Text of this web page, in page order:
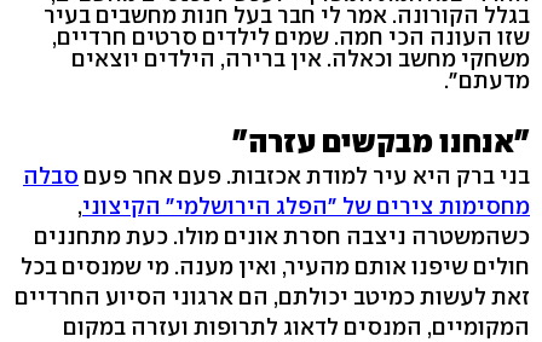
בגלל הקורונה. אמר לי חבר בעל חנות מחשבים בעיר
שזו העונה הכי חמה. שמים לילדים סרטים חרדיים,
משחקי מחשב וכאלה. אין ברירה, הילדים יוצאים
מדעתם".
"אנחנו מבקשים עזרה"
בני ברק היא עיר למודת אכזבות. פעם אחר פעם סבלה
מחסימות צירים של "הפלג הירושלמי" הקיצוני,
כשהמשטרה ניצבה חסרת אונים מולו. כעת מתחננים
חולים שיפנו אותם מהעיר, ואין מענה. מי שמנסים בכל
זאת לעשות כמיטב יכולתם, הם ארגוני הסיוע החרדיים
המקומיים, המנסים לדאוג לתרופות ועזרה במקום